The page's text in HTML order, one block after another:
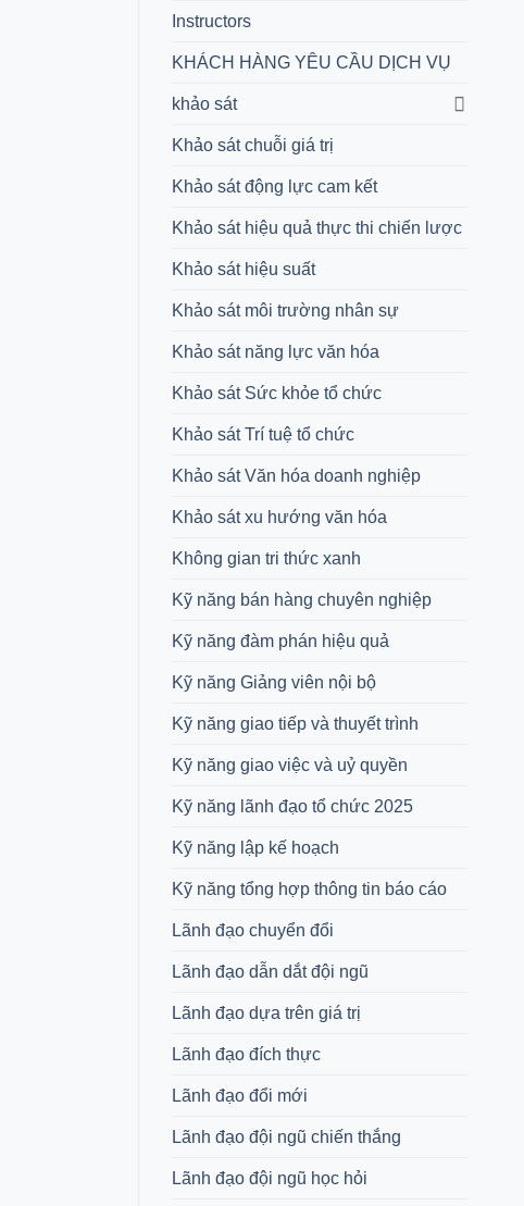
Instructors
KHÁCH HÀNG YÊU CẦU DỊCH VỤ
khảo sát
Khảo sát chuỗi giá trị
Khảo sát động lực cam kết
Khảo sát hiệu quả thực thi chiến lược
Khảo sát hiệu suất
Khảo sát môi trường nhân sự
Khảo sát năng lực văn hóa
Khảo sát Sức khỏe tổ chức
Khảo sát Trí tuệ tổ chức
Khảo sát Văn hóa doanh nghiệp
Khảo sát xu hướng văn hóa
Không gian tri thức xanh
Kỹ năng bán hàng chuyên nghiệp
Kỹ năng đàm phán hiệu quả
Kỹ năng Giảng viên nội bộ
Kỹ năng giao tiếp và thuyết trình
Kỹ năng giao việc và uỷ quyền
Kỹ năng lãnh đạo tổ chức 2025
Kỹ năng lập kế hoạch
Kỹ năng tổng hợp thông tin báo cáo
Lãnh đạo chuyển đổi
Lãnh đạo dẫn dắt đội ngũ
Lãnh đạo dựa trên giá trị
Lãnh đạo đích thực
Lãnh đạo đổi mới
Lãnh đạo đội ngũ chiến thắng
Lãnh đạo đội ngũ học hỏi